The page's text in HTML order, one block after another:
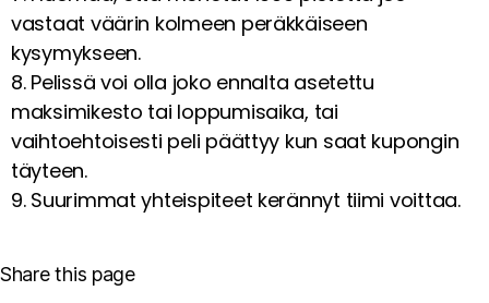
vastaat väärin kolmeen peräkkäiseen
kysymykseen.
8. Pelissä voi olla joko ennalta asetettu
maksimikesto tai loppumisaika, tai
vaihtoehtoisesti peli päättyy kun saat kupongin
täyteen.
9. Suurimmat yhteispiteet kerännyt tiimi voittaa.
Share this page